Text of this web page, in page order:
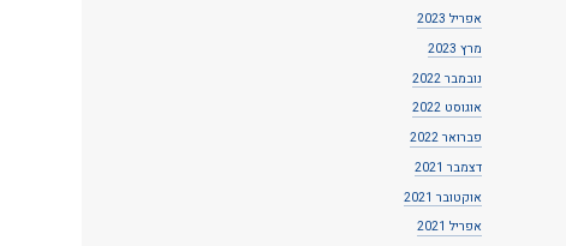
אפריל 2023
מרץ 2023
נובמבר 2022
אוגוסט 2022
פברואר 2022
דצמבר 2021
אוקטובר 2021
אפריל 2021